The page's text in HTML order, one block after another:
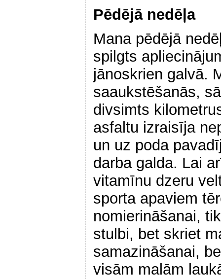
Pēdējā nedēļa
Mana pēdējā
spilgts
jānoskrien galvā.
saaukstēšanās,
divsimts
asfaltu izraisīja
un uz poda
darba galda. Lai
vitamīnu dzeru
sporta apaviem
nomierināšanai,
stulbi, bet skriet
samazināšanai,
visām malām